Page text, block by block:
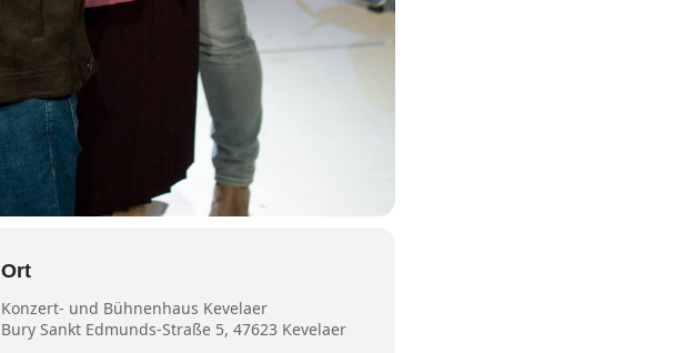
Ort
Konzert- und Bühnenhaus Kevelaer
Bury Sankt Edmunds-Straße 5, 47623 Kevelaer